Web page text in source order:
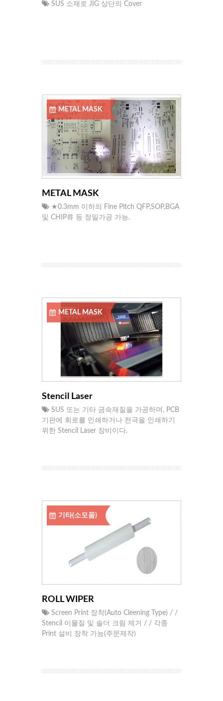
SUS 소재로 JIG 상단의 Cover
METAL MASK
METAL MASK
★0.3mm 이하의 Fine Pitch QFP,SOP,BGA
및 CHIP류 등 정밀가공 가능.
METAL MASK
Stencil Laser
SUS 또는 기타 금속재질을 가공하며, PCB
기판에 회로를 인쇄하거나 전극을 인쇄하기
위한 Stencil Laser 장비이다.
기타(소모품)
ROLL WIPER
Screen Print 장착(Auto Cleening Type) / /
Stencil 이물질 및 솔더 크림 제거 / / 각종
Print 설비 장착 가능(주문제작)